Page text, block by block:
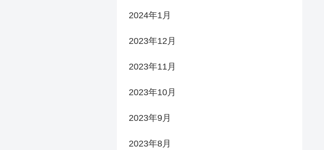
2024年1月
2023年12月
2023年11月
2023年10月
2023年9月
2023年8月